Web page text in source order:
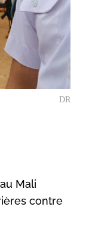
DR
Mali
contre